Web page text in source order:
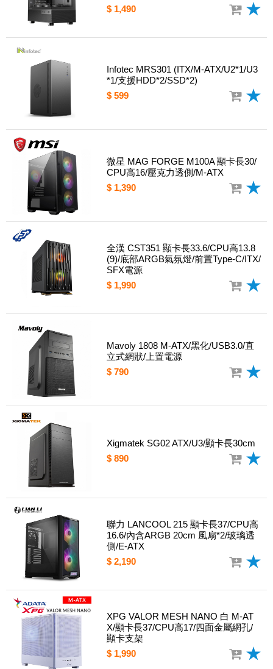
$ 1,490
Infotec MRS301 (ITX/M-ATX/U2*1/U3
*1/支援HDD*2/SSD*2)
$ 599
微星 MAG FORGE M100A 顯卡長30/
CPU高16/壓克力透側/M-ATX
$ 1,390
全漢 CST351 顯卡長33.6/CPU高13.8
(9)/底部ARGB氣氛燈/前置Type-C/ITX/
SFX電源
$ 1,990
Mavoly 1808 M-ATX/黑化/USB3.0/直
立式網狀/上置電源
$ 790
Xigmatek SG02 ATX/U3/顯卡長30cm
$ 890
聯力 LANCOOL 215 顯卡長37/CPU高
16.6/內含ARGB 20cm 風扇*2/玻璃透
側/E-ATX
$ 2,190
XPG VALOR MESH NANO 白 M-AT
X/顯卡長37/CPU高17/四面金屬網孔/
顯卡支架
$ 1,990